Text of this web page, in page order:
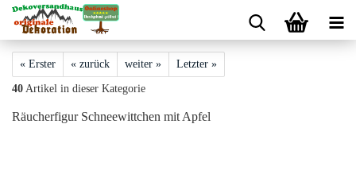
« Erster « zurück weiter » Letzter »
40 Artikel in dieser Kategorie
Räucherfigur Schneewittchen mit Apfel